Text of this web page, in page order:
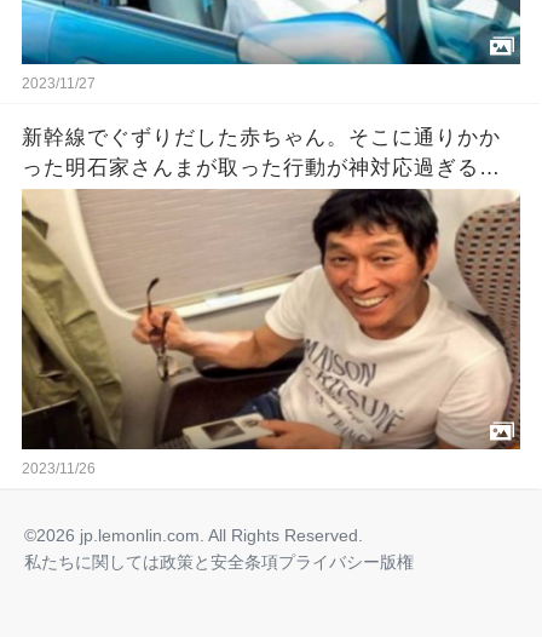
2023/11/27
新幹線でぐずりだした赤ちゃん。そこに通りかか
った明石家さんまが取った行動が神対応過ぎる…
が、オチがスゴかった。
2023/11/26
©2026 jp.lemonlin.com. All Rights Reserved.
私たちに関しては政策と安全条項プライバシー版権